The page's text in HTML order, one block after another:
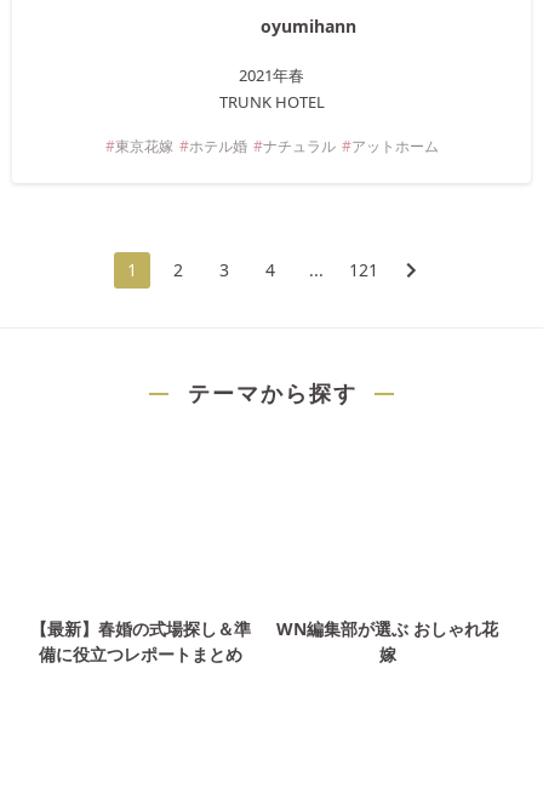
oyumihann
2021年春
TRUNK HOTEL
東京花嫁 ホテル婚 ナチュラル アットホーム
1 2 3 4 ... 121
テーマから探す
【最新】春婚の式場探し＆準
備に役立つレポートまとめ
WN編集部が選ぶ おしゃれ花
嫁